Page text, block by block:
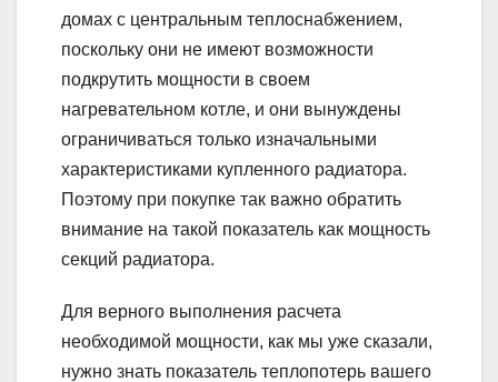
домах с центральным теплоснабжением,
поскольку они не имеют возможности
подкрутить мощности в своем
нагревательном котле, и они вынуждены
ограничиваться только изначальными
характеристиками купленного радиатора.
Поэтому при покупке так важно обратить
внимание на такой показатель как мощность
секций радиатора.
Для верного выполнения расчета
необходимой мощности, как мы уже сказали,
нужно знать показатель теплопотерь вашего